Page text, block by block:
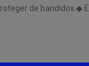
de bandidos.◆